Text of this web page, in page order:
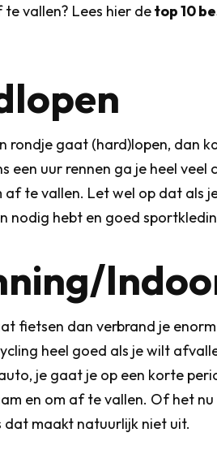
vallen? Lees hier detop 10
rondje gaat (hard)lopen, dan
een uur rennen ga je heel
af te vallen. Let wel op dat als
nodig hebt en goed
fietsen dan verbrand je enorm
heel goed als je wilt
je gaat je op een korte
en om af te vallen. Of het nu
dat maakt natuurlijk niet uit.